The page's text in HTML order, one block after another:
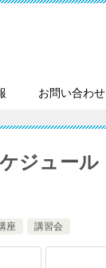
お問い合わせ
ジュール
座 講習会